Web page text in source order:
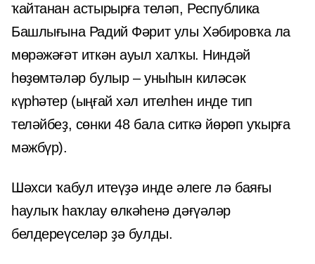
ҡайтанан астырырға теләп, Республика
Башлығына Радий Фәрит улы Хәбировҡа ла
мөрәжәғәт иткән ауыл халҡы. Ниндәй
һөҙөмтәләр булыр – уныһын киләсәк
күрһәтер (ыңғай хәл ителһен инде тип
теләйбеҙ, сөнки 48 бала ситкә йөрөп уҡырға
мәжбүр).
Шәхси ҡабул итеүҙә инде әлеге лә баяғы
һаулыҡ һаҡлау өлкәһенә дәғүәләр
белдереүселәр ҙә булды.